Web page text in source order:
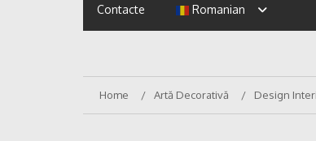
Contacte Romanian
Home Artă Decorativă Design